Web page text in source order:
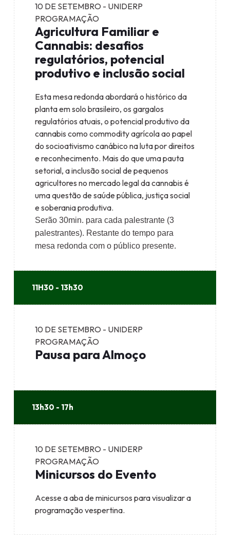
10 DE SETEMBRO - UNIDERP
PROGRAMAÇÃO
Agricultura Familiar e
Cannabis: desafios
regulatórios, potencial
produtivo e inclusão social
Esta mesa redonda abordará o histórico da
planta em solo brasileiro, os gargalos
regulatórios atuais, o potencial produtivo da
cannabis como commodity agrícola ao papel
do socioativismo canábico na luta por direitos
e reconhecimento. Mais do que uma pauta
setorial, a inclusão social de pequenos
agricultores no mercado legal da cannabis é
uma questão de saúde pública, justiça social
e soberania produtiva.
Serão 30min. para cada palestrante (3
palestrantes). Restante do tempo para
mesa redonda com o público presente.
11H30 - 13h30
10 DE SETEMBRO - UNIDERP
PROGRAMAÇÃO
Pausa para Almoço
13h30 - 17h
10 DE SETEMBRO - UNIDERP
PROGRAMAÇÃO
Minicursos do Evento
Acesse a aba de minicursos para visualizar a
programação vespertina.